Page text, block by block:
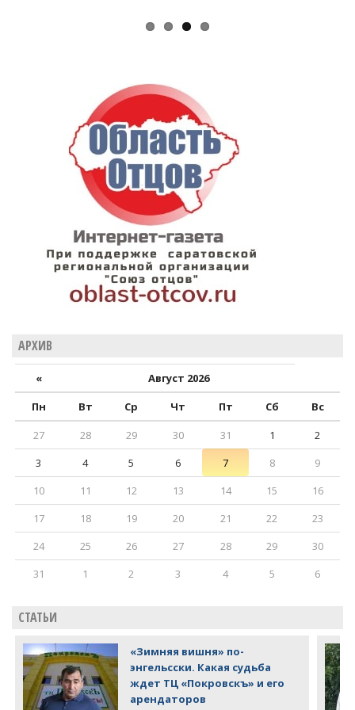
АРХИВ
«
Август 2026
Пн
Вт Ср Чт Пт Сб
Вс
27
28 29 30 31 1
2
3
4 5 6 7 8
9
10
11 12 13 14 15
16
17
18 19 20 21 22
23
24
25 26 27 28 29
30
31
1 2 3 4 5 6
СТАТЬИ
«Зимняя вишня» по-
энгельсски. Какая судьба
ждет ТЦ «Покровскъ» и его
арендаторов